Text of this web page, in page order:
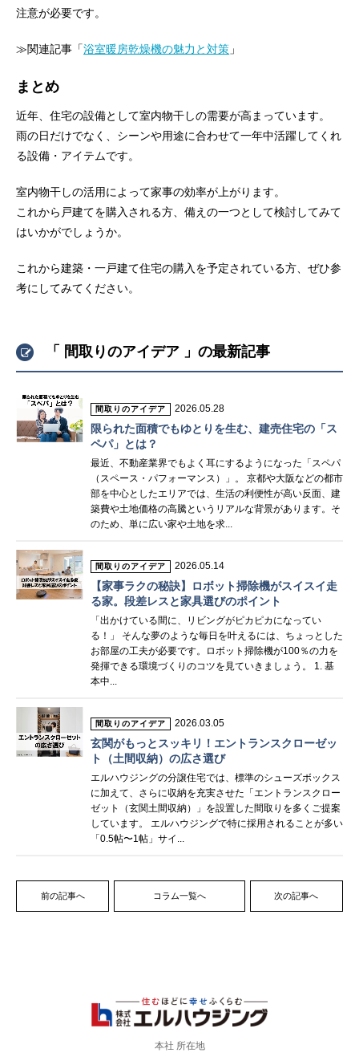
注意が必要です。
≫関連記事「浴室暖房乾燥機の魅力と対策 」
まとめ
近年、住宅の設備として室内物干しの需要が高まっています。
雨の日だけでなく、シーンや用途に合わせて一年中活躍してくれ
る設備・アイテムです。
室内物干しの活用によって家事の効率が上がります。
これから戸建てを購入される方、備えの一つとして検討してみて
はいかがでしょうか。
これから建築・一戸建て住宅の購入を予定されている方、ぜひ参
考にしてみてください。
「 間取りのアイデア 」の最新記事
間取りのアイデア 2026.05.28
限られた面積でもゆとりを生む、建売住宅の「ス
ペパ」とは？
最近、不動産業界でもよく耳にするようになった「スペパ
（スペース・パフォーマンス）」。 京都や大阪などの都市
部を中心としたエリアでは、生活の利便性が高い反面、建
築費や土地価格の高騰というリアルな背景があります。そ
のため、単に広い家や土地を求...
間取りのアイデア 2026.05.14
【家事ラクの秘訣】ロボット掃除機がスイスイ走
る家。段差レスと家具選びのポイント
「出かけている間に、リビングがピカピカになってい
る！」 そんな夢のような毎日を叶えるには、ちょっとした
お部屋の工夫が必要です。ロボット掃除機が100％の力を
発揮できる環境づくりのコツを見ていきましょう。 1. 基
本中...
間取りのアイデア 2026.03.05
玄関がもっとスッキリ！エントランスクローゼッ
ト（土間収納）の広さ選び
エルハウジングの分譲住宅では、標準のシューズボックス
に加えて、さらに収納を充実させた「エントランスクロー
ゼット（玄関土間収納）」を設置した間取りを多くご提案
しています。 エルハウジングで特に採用されることが多い
「0.5帖〜1帖」サイ...
前の記事へ コラム一覧へ 次の記事へ
本社 所在地